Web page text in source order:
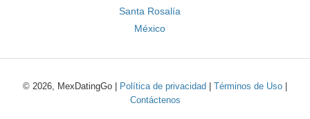
Santa Rosalía
México
© 2026, MexDatingGo | Política de privacidad Términos de Uso
Contáctenos